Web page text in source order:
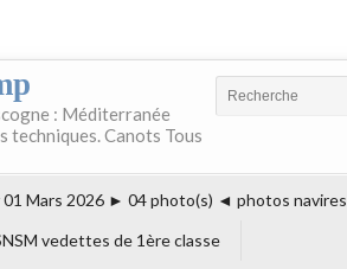
: Méditerranée
Canots Tous
01 Mars 2026 ► 04 photo(s) ◄ photos navires
vedettes de 1ère classe